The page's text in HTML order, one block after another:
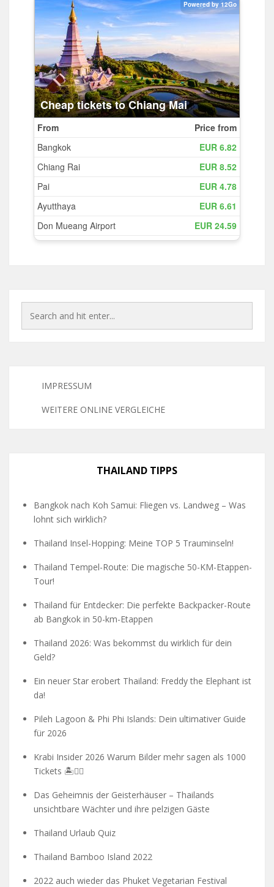
IMPRESSUM
WEITERE ONLINE VERGLEICHE
THAILAND TIPPS
Bangkok nach Koh Samui: Fliegen vs. Landweg – Was
lohnt sich wirklich?
Thailand Insel-Hopping: Meine TOP 5 Trauminseln!
Thailand Tempel-Route: Die magische 50-KM-Etappen-
Tour!
Thailand für Entdecker: Die perfekte Backpacker-Route
ab Bangkok in 50-km-Etappen
Thailand 2026: Was bekommst du wirklich für dein
Geld?
Ein neuer Star erobert Thailand: Freddy the Elephant ist
da!
Pileh Lagoon & Phi Phi Islands: Dein ultimativer Guide
für 2026
Krabi Insider 2026 Warum Bilder mehr sagen als 1000
Tickets 🏝️🧗‍♂️
Das Geheimnis der Geisterhäuser – Thailands
unsichtbare Wächter und ihre pelzigen Gäste
Thailand Urlaub Quiz
Thailand Bamboo Island 2022
2022 auch wieder das Phuket Vegetarian Festival